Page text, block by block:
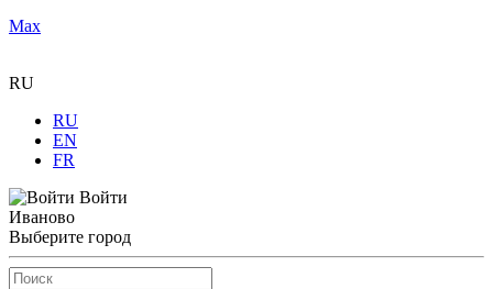
Max
RU
RU
EN
FR
Войти
Иваново
Выберите город